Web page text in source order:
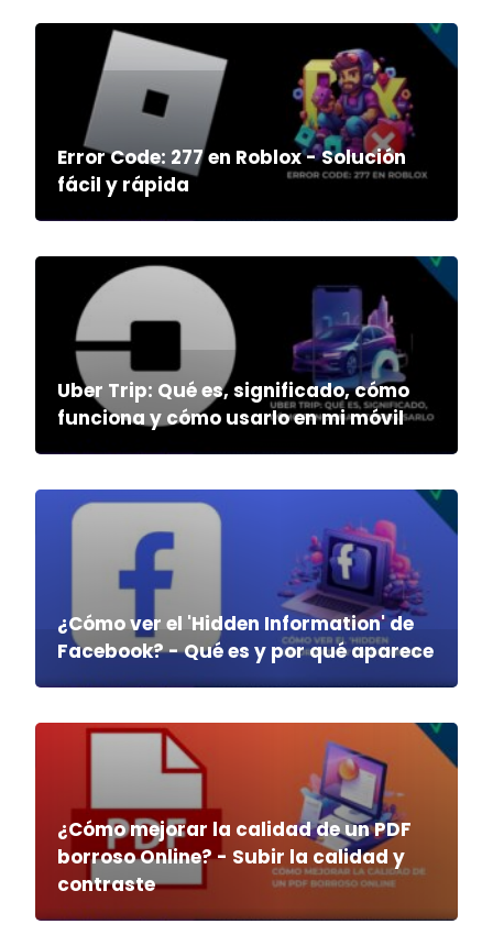
Error Code: 277 en Roblox - Solución
fácil y rápida
Uber Trip: Qué es, significado, cómo
funciona y cómo usarlo en mi móvil
¿Cómo ver el 'Hidden Information' de
Facebook? - Qué es y por qué aparece
¿Cómo mejorar la calidad de un PDF
borroso Online? - Subir la calidad y
contraste